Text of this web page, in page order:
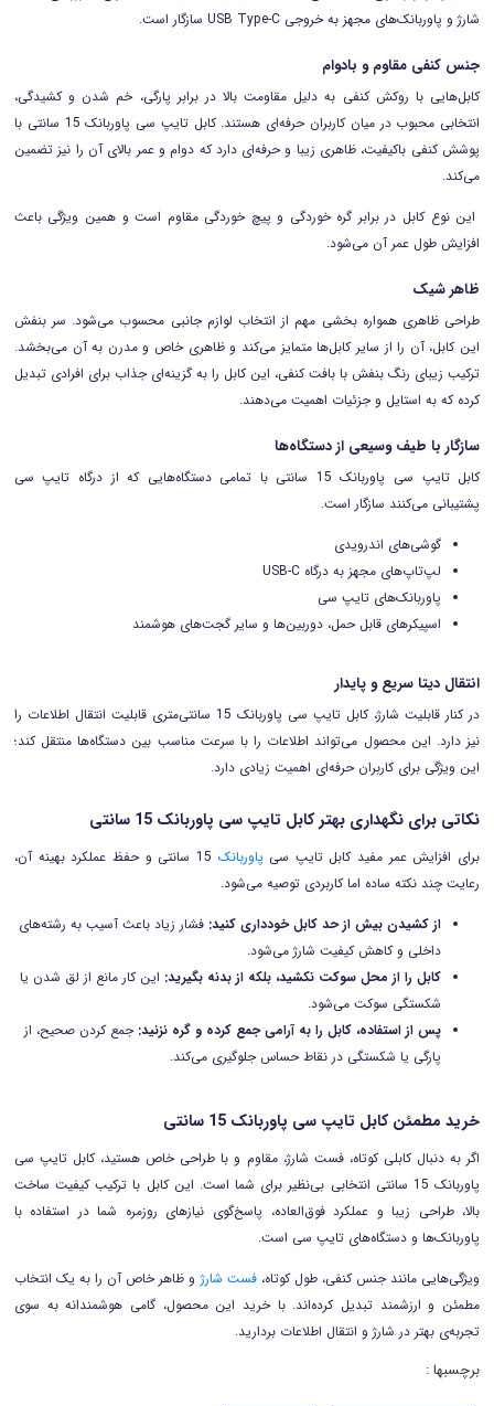
شارژ و پاوربانک‌های مجهز به خروجی USB Type-C سازگار است.
جنس کنفی مقاوم و بادوام
کابل‌هایی با روکش کنفی به دلیل مقاومت بالا در برابر پارگی، خم شدن و کشیدگی،
انتخابی محبوب در میان کاربران حرفه‌ای هستند. کابل تایپ سی پاوربانک 15 سانتی با
پوشش کنفی باکیفیت، ظاهری زیبا و حرفه‌ای دارد که دوام و عمر بالای آن را نیز تضمین
می‌کند.
این نوع کابل در برابر گره خوردگی و پیچ خوردگی مقاوم است و همین ویژگی باعث
افزایش طول عمر آن می‌شود.
ظاهر شیک
طراحی ظاهری همواره بخشی مهم از انتخاب لوازم جانبی محسوب می‌شود. سر بنفش
این کابل، آن را از سایر کابل‌ها متمایز می‌کند و ظاهری خاص و مدرن به آن می‌بخشد.
ترکیب زیبای رنگ بنفش با بافت کنفی، این کابل را به گزینه‌ای جذاب برای افرادی تبدیل
کرده که به استایل و جزئیات اهمیت می‌دهند.
سازگار با طیف وسیعی از دستگاه‌ها
کابل تایپ سی پاوربانک 15 سانتی با تمامی دستگاه‌هایی که از درگاه تایپ سی
پشتیبانی می‌کنند سازگار است.
گوشی‌های اندرویدی
لپ‌تاپ‌های مجهز به درگاه USB-C
پاوربانک‌های تایپ سی
اسپیکرهای قابل حمل، دوربین‌ها و سایر گجت‌های هوشمند
انتقال دیتا سریع و پایدار
در کنار قابلیت شارژ، کابل تایپ سی پاوربانک 15 سانتی‌متری قابلیت انتقال اطلاعات را
نیز دارد. این محصول می‌تواند اطلاعات را با سرعت مناسب بین دستگاه‌ها منتقل کند؛
این ویژگی برای کاربران حرفه‌ای اهمیت زیادی دارد.
نکاتی برای نگهداری بهتر کابل تایپ سی پاوربانک 15 سانتی
برای افزایش عمر مفید کابل تایپ سی پاوربانک
15 سانتی و حفظ عملکرد بهینه آن،
رعایت چند نکته ساده اما کاربردی توصیه می‌شود.
از کشیدن بیش از حد کابل خودداری کنید: فشار زیاد باعث آسیب به رشته‌های
داخلی و کاهش کیفیت شارژ می‌شود.
کابل را از محل سوکت نکشید، بلکه از بدنه بگیرید: این کار مانع از لق شدن یا
شکستگی سوکت می‌شود.
پس از استفاده، کابل را به آرامی جمع کرده و گره نزنید:جمع کردن صحیح، از
پارگی یا شکستگی در نقاط حساس جلوگیری می‌کند.
خرید مطمئن کابل تایپ سی پاوربانک 15 سانتی
اگر به دنبال کابلی کوتاه، فست شارژ، مقاوم و با طراحی خاص هستید، کابل تایپ سی
پاوربانک 15 سانتی انتخابی بی‌نظیر برای شما است. این کابل با ترکیب کیفیت ساخت
بالا، طراحی زیبا و عملکرد فوق‌العاده، پاسخ‌گوی نیازهای روزمره شما در استفاده با
پاوربانک‌ها و دستگاه‌های تایپ سی است.
ویژگی‌هایی مانند جنس کنفی، طول کوتاه،فست شارژ و ظاهر خاص آن را به یک انتخاب
مطمئن و ارزشمند تبدیل کرده‌اند. با خرید این محصول، گامی هوشمندانه به سوی
تجربه‌ی بهتر در شارژ و انتقال اطلاعات بردارید.
برچسبها :